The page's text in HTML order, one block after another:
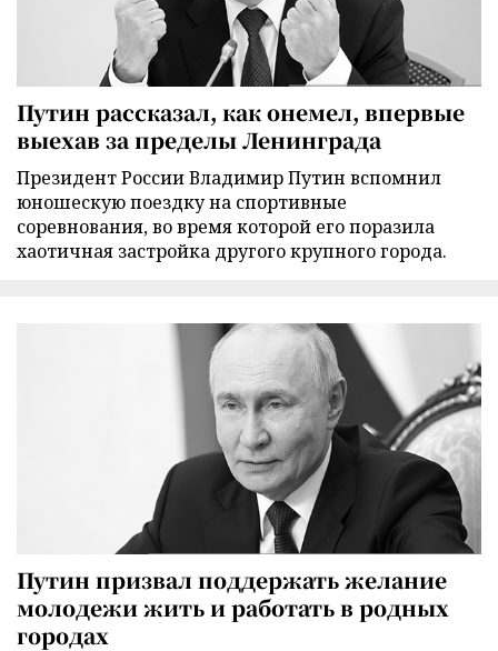
Путин рассказал, как онемел, впервые
выехав за пределы Ленинграда
Президент России Владимир Путин вспомнил
юношескую поездку на спортивные
соревнования, во время которой его поразила
хаотичная застройка другого крупного города.
Путин призвал поддержать желание
молодежи жить и работать в родных
городах